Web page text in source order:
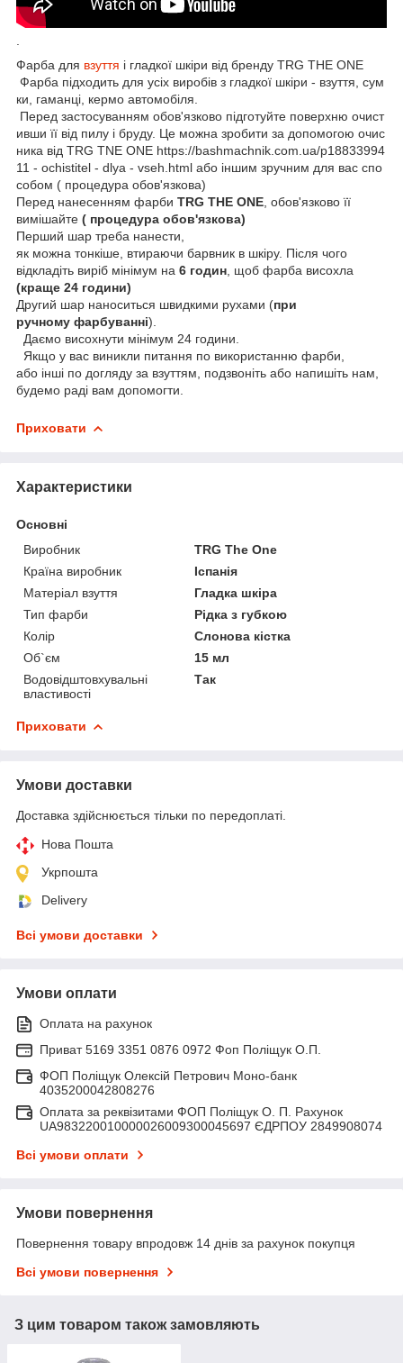
Фарба для взуття і гладкої шкіри від бренду TRG THE ONE
Фарба підходить для усіх виробів з гладкої шкіри - взуття, сум
ки, гаманці, кермо автомобіля.
Перед застосуванням обов'язково підготуйте поверхню очист
ивши її від пилу і бруду. Це можна зробити за допомогою очис
ника від TRG TNE ONE https://bashmachnik.com.ua/p18833994
11 - ochistitel - dlya - vseh.html або іншим зручним для вас спо
собом ( процедура обов'язкова)
Перед нанесенням фарби TRG THE ONE , обов'язково її
вимішайте ( процедура обов'язкова)
Перший шар треба нанести,
як можна тонкіше, втираючи барвник в шкіру. Після чого
відкладіть виріб мінімум на 6 годин , щоб фарба висохла
(краще 24 години)
Другий шар наноситься швидкими рухами (при
ручному фарбуванні).
Даємо висохнути мінімум 24 години.
Якщо у вас виникли питання по використанню фарби,
або інші по догляду за взуттям, подзвоніть або напишіть нам,
будемо раді вам допомогти.
Приховати
Характеристики
Основні
Виробник
TRG The One
Країна виробник
Іспанія
Матеріал взуття
Гладка шкіра
Тип фарби
Рідка з губкою
Колір
Слонова кістка
Об`єм
15 мл
Водовідштовхувальні
властивості
Так
Приховати
Умови доставки
Доставка здійснюється тільки по передоплаті.
Нова Пошта
Укрпошта
Delivery
Всі умови доставки
Умови оплати
Оплата на рахунок
Приват 5169 3351 0876 0972 Фоп Поліщук О.П.
ФОП Поліщук Олексій Петрович Моно-банк
4035200042808276
Оплата за реквізитами ФОП Поліщук О. П. Рахунок
UA983220010000026009300045697 ЄДРПОУ 2849908074
Всі умови оплати
Умови повернення
Повернення товару впродовж 14 днів за рахунок покупця
Всі умови повернення
З цим товаром також замовляють